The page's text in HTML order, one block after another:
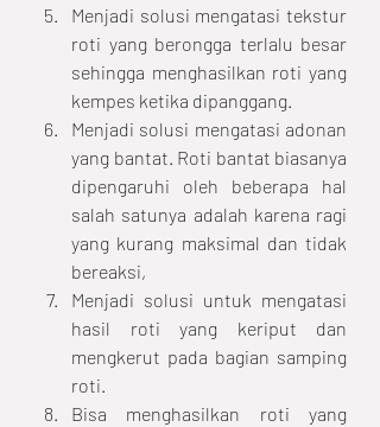
Menjadi solusi mengatasi tekstur
roti yang berongga terlalu besar
sehingga menghasilkan roti yang
kempes ketika dipanggang.
Menjadi solusi mengatasi adonan
yang bantat. Roti bantat biasanya
dipengaruhi oleh beberapa hal
salah satunya adalah karena ragi
yang kurang maksimal dan tidak
bereaksi,
Menjadi solusi untuk mengatasi
hasil roti yang keriput dan
mengkerut pada bagian samping
roti.
Bisa menghasilkan roti yang